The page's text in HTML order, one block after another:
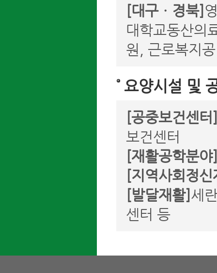
[대구ㆍ경북]
대학교동산의
원, 근로복지
요양시설 및
[공중보건센
보건센터
[재활공학분
[지역사회정
[발달재활] 세
센터 등